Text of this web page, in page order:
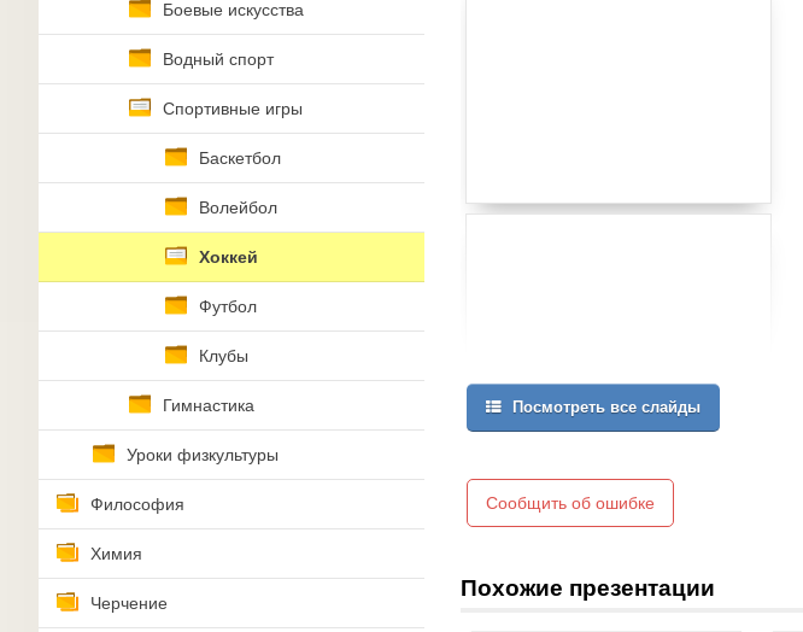
Боевые искусства
Водный спорт
Спортивные игры
Баскетбол
Волейбол
Хоккей
Футбол
Клубы
Гимнастика
Уроки физкультуры
Философия
Химия
Черчение
Посмотреть все слайды
Сообщить об ошибке
Похожие презентации